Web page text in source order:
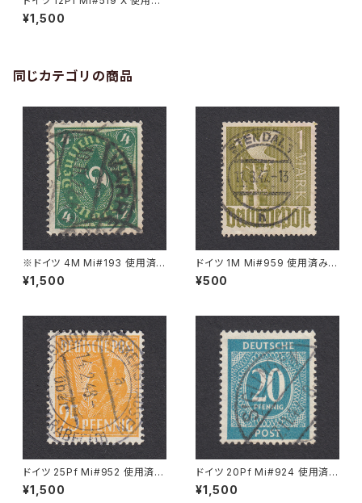
み切手｜NAILA 2.JUL.1934
¥1,500
同じカテゴリの商品
※ドイツ 4M Mi#193 使用済
み切手｜VARREL 30.11.1922
¥1,500
ドイツ 1M Mi#959 使用済み切
手｜STENDAL 11.8.1947
¥500
ドイツ 25Pf Mi#952 使用済み
切手｜MERKERSHAUSEN 14.
2.1948
¥1,500
ドイツ 20Pf Mi#924 使用済み
切手｜SIGLINGEN 7.11.1947
¥1,500